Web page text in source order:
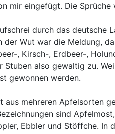
mir eingefügt. Die
durch das deutsche
der Wut war die Meldung,
, Kirsch-, Erdbeer-,
Stuben also gewaltig zu.
gewonnen werden.
aus mehreren Apfelsorten
sind
Ebbler und Stöffche. In